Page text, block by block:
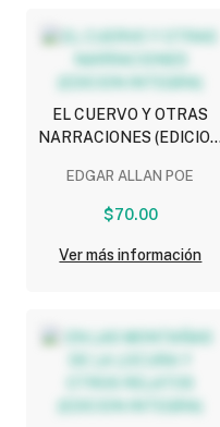
EL CUERVO Y OTRAS
NARRACIONES
EDGAR ALLAN POE
$70.00
Ver más información